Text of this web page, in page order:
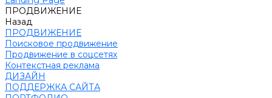
ПРОДВИЖЕНИЕ
Назад
ПРОДВИЖЕНИЕ
Поисковое продвижение
Продвижение в соцсетях
Контекстная реклама
ДИЗАЙН
ПОДДЕРЖКА САЙТА